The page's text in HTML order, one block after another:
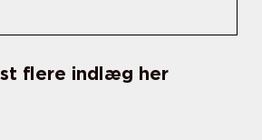
flere indlæg her